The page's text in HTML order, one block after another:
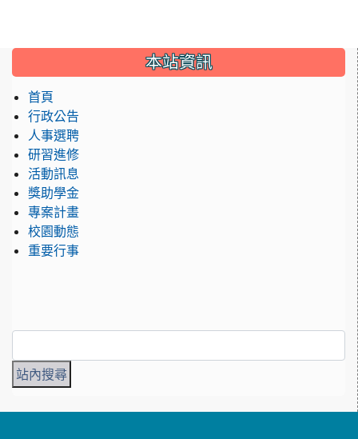
::: 本站資訊
首頁
行政公告
人事選聘
研習進修
活動訊息
獎助學金
專案計畫
校園動態
重要行事